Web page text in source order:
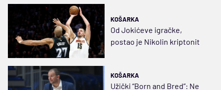
KOŠARKA
Od Jokićeve igračke,
postao je Nikolin kriptonit
KOŠARKA
Užički “Born and Bred”: Ne